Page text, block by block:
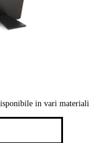
in vari materiali